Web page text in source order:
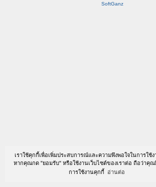
เราใช้คุกกี้เพื่อเพิ่มประสบการณ์และความพึงพอใจในการใช้ง
หากคุณกด "ยอมรับ" หรือใช้งานเว็บไซต์ของเราต่อ ถือว่าคุ
การใช้งานคุกกี้
อ่านต่อ
SoftGanz